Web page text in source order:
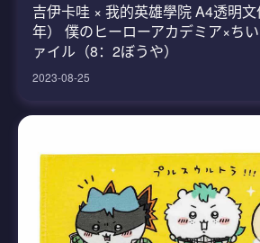
吉伊卡哇 × 我的英雄學院 A4透明
年） 僕のヒーローアカデミア×ち
ァイル（8：2ぼうや）
2023-08-25